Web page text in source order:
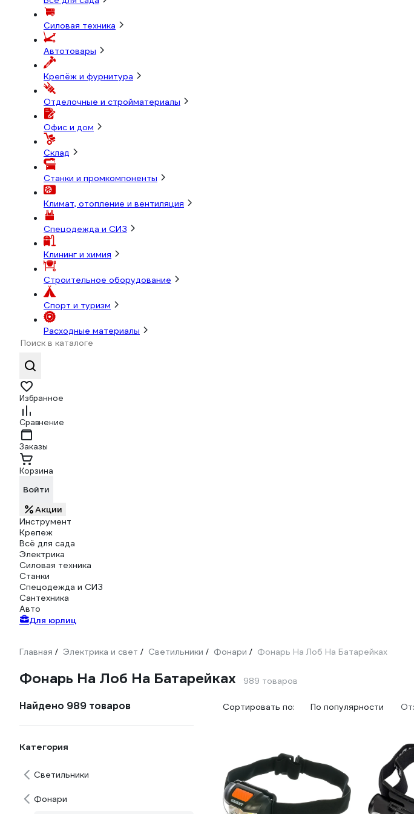
Силовая техника
Автотовары
Крепёж и фурнитура
Отделочные и стройматериалы
Офис и дом
Склад
Станки и промкомпоненты
Климат, отопление и вентиляция
Спецодежда и СИЗ
Клининг и химия
Строительное оборудование
Спорт и туризм
Расходные материалы
Избранное
Сравнение
Заказы
Корзина
Войти
Акции
Инструмент
Крепеж
Всё для сада
Электрика
Силовая техника
Станки
Спецодежда и СИЗ
Сантехника
Авто
Для юрлиц
Главная / Электрика и свет / Светильники / Фонари / Фонарь На Лоб На Батарейках
Фонарь На Лоб На Батарейках 989 товаров
Найдено 989 товаров
Категория
Светильники
Фонари
Сортировать по: По популярности